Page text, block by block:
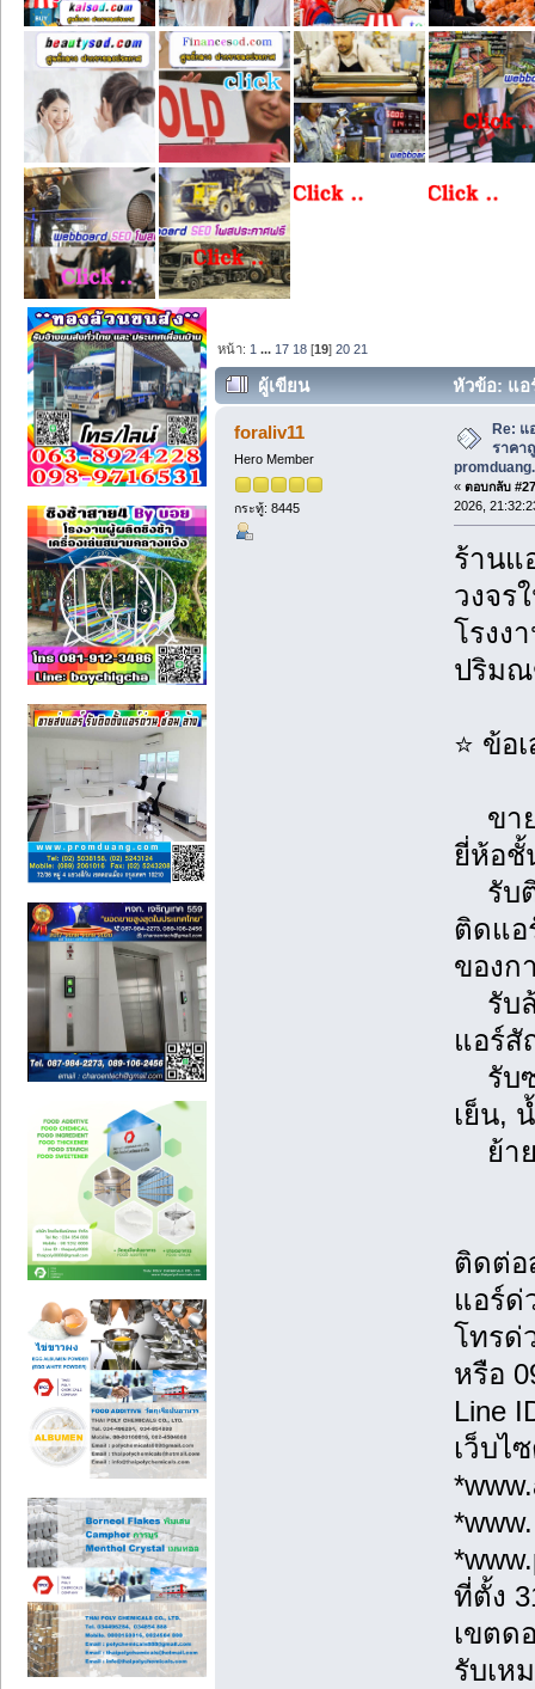
หน้า: 1 ... 17 18 [19]20 21
ผู้เขียน
หัวข้อ: แอ
promduang.com และ Air-ban.com (
foraliv11
Hero Member
กระทู้: 8445
Re:
ราคา
« ตอบกลับ
2026,
ร้านแ
วงจร
โรงง
ปริม
⭐ ข้อ
ขาย
ยี่ห้อชั้
รับติ
ติดแอ
ของก
รับล้
แอร์สั
รับซ่
เย็น,
ย้าย
ติดต่อ
แอร์ด่
โทรด่
หรือ
Line
เว็บไ
ที่ตั้ง
เขตด
รับเห